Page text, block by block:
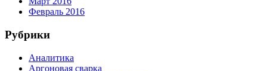
Февраль 2016
Рубрики
Аналитика
Аргоновая сварка